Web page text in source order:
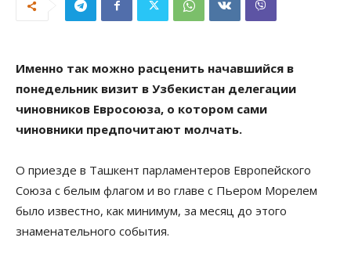
Именно так можно расценить начавшийся в
понедельник визит в Узбекистан делегации
чиновников Евросоюза, о котором сами
чиновники предпочитают молчать.
О приезде в Ташкент парламентеров Европейского
Союза с белым флагом и во главе с Пьером Морелем
было известно, как минимум, за месяц до этого
знаменательного события.